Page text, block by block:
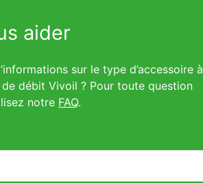
aider
sur le type d’accessoire à
débit Vivoil ? Pour toute question
notre FAQ.